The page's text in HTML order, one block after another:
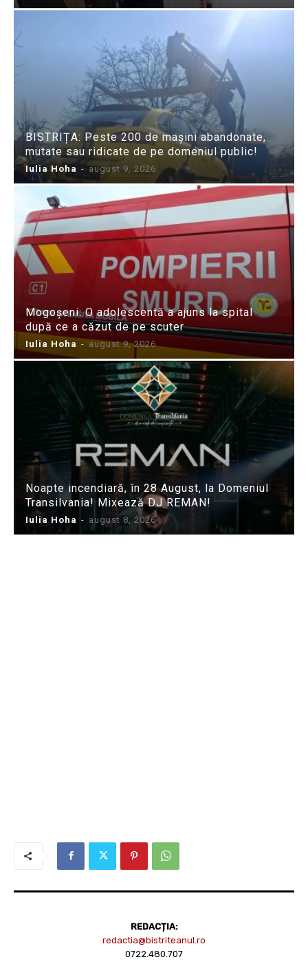
BISTRIȚA: Peste 200 de mașini abandonate,
mutate sau ridicate de pe domeniul public!
Iulia Hoha - august 9, 2026
Mogoșeni: O adolescentă a ajuns la spital
după ce a căzut de pe scuter
Iulia Hoha - august 9, 2026
Noapte incendiară, în 28 August, la Domeniul
Transilvania! Mixează DJ REMAN!
Iulia Hoha - august 8, 2026
REDACȚIA:
redactia@bistriteanul.ro
0722.480.707